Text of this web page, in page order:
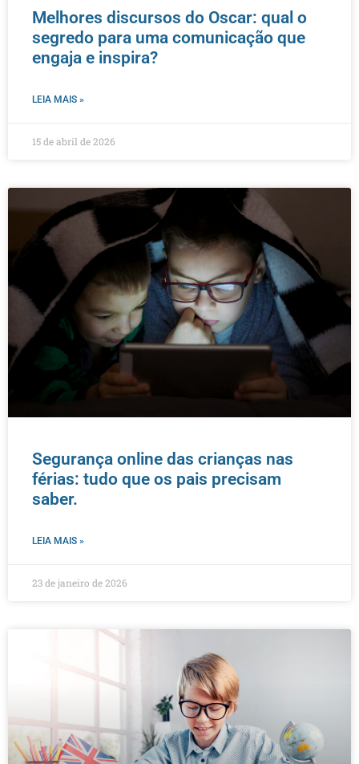
Melhores discursos do Oscar: qual o
segredo para uma comunicação que
engaja e inspira?
LEIA MAIS »
15 de abril de 2026
Segurança online das crianças nas
férias: tudo que os pais precisam
saber.
LEIA MAIS »
23 de janeiro de 2026